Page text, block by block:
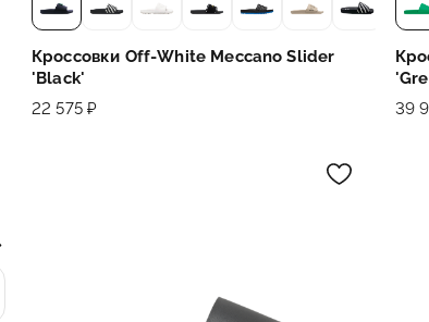
Кроссовки Off-White Meccano Slider
'Black'
22 575 ₽
39